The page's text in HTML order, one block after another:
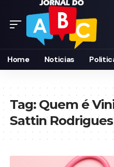
Home Noticias
Tag: Quem é
Sattin Rodrigues